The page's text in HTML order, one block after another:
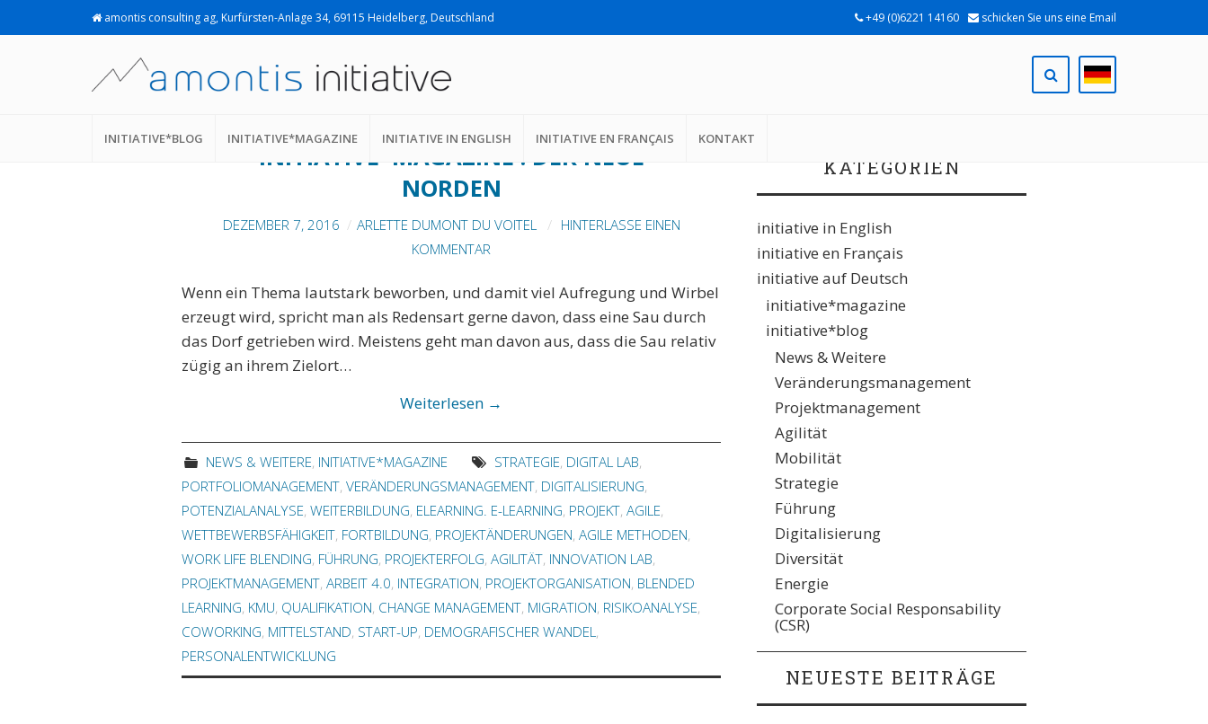
amontis consulting ag, Kurfürsten-Anlage 34, 69115 Heidelberg, Deutschland +49 (0)6221 14160 schicken Sie uns eine Email
INITIATIVE*BLOG INITIATIVE*MAGAZINE INITIATIVE IN ENGLISH INITIATIVE EN FRANÇAIS KONTAKT
INNOVATION LAB
INITIATIVE*MAGAZINE : DER NEUE
NORDEN
DEZEMBER 7, 2016 ARLETTE DUMONT DU VOITEL
HINTERLASSE EINEN
KOMMENTAR
Wenn ein Thema lautstark beworben, und damit viel Aufregung und Wirbel
erzeugt wird, spricht man als Redensart gerne davon, dass eine Sau durch
das Dorf getrieben wird. Meistens geht man davon aus, dass die Sau relativ
zügig an ihrem Zielort…
Weiterlesen →
NEWS & WEITERE, INITIATIVE*MAGAZINE STRATEGIE, DIGITAL LAB,
PORTFOLIOMANAGEMENT, VERÄNDERUNGSMANAGEMENT, DIGITALISIERUNG,
POTENZIALANALYSE, WEITERBILDUNG, ELEARNING. E-LEARNING, PROJEKT, AGILE,
WETTBEWERBSFÄHIGKEIT, FORTBILDUNG, PROJEKTÄNDERUNGEN, AGILE METHODEN,
WORK LIFE BLENDING, FÜHRUNG, PROJEKTERFOLG, AGILITÄT, INNOVATION LAB,
PROJEKTMANAGEMENT, ARBEIT 4.0, INTEGRATION, PROJEKTORGANISATION, BLENDED
LEARNING, KMU, QUALIFIKATION, CHANGE MANAGEMENT, MIGRATION, RISIKOANALYSE,
COWORKING, MITTELSTAND, START-UP, DEMOGRAFISCHER WANDEL,
PERSONALENTWICKLUNG
KATEGORIEN
initiative in English
initiative en Français
initiative auf Deutsch
initiative*magazine
initiative*blog
News & Weitere
Veränderungsmanagement
Projektmanagement
Agilität
Mobilität
Strategie
Führung
Digitalisierung
Diversität
Energie
Corporate Social Responsability
(CSR)
NEUESTE BEITRÄGE